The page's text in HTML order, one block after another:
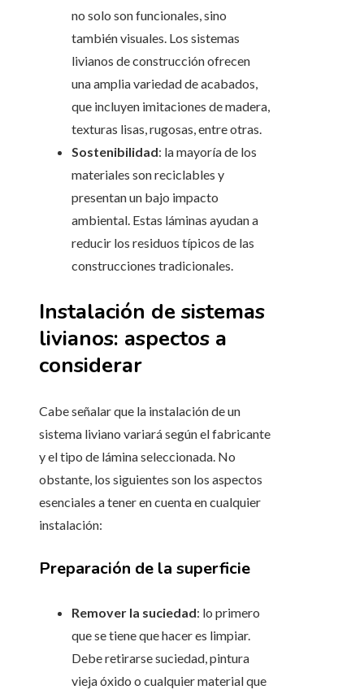
no solo son funcionales, sino
también visuales. Los sistemas
livianos de construcción ofrecen
una amplia variedad de acabados,
que incluyen imitaciones de madera,
texturas lisas, rugosas, entre otras.
Sostenibilidad: la mayoría de los
materiales son reciclables y
presentan un bajo impacto
ambiental. Estas láminas ayudan a
reducir los residuos típicos de las
construcciones tradicionales.
Instalación de sistemas
livianos: aspectos a
considerar
Cabe señalar que la instalación de un
sistema liviano variará según el fabricante
y el tipo de lámina seleccionada. No
obstante, los siguientes son los aspectos
esenciales a tener en cuenta en cualquier
instalación:
Preparación de la superficie
Remover la suciedad: lo primero
que se tiene que hacer es limpiar.
Debe retirarse suciedad, pintura
vieja óxido o cualquier material que